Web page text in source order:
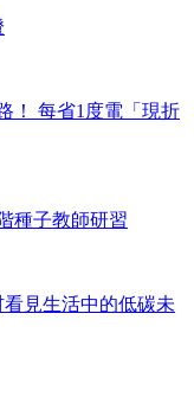
！ 每省1度電「現折
種子教師研習
看見生活中的低碳未